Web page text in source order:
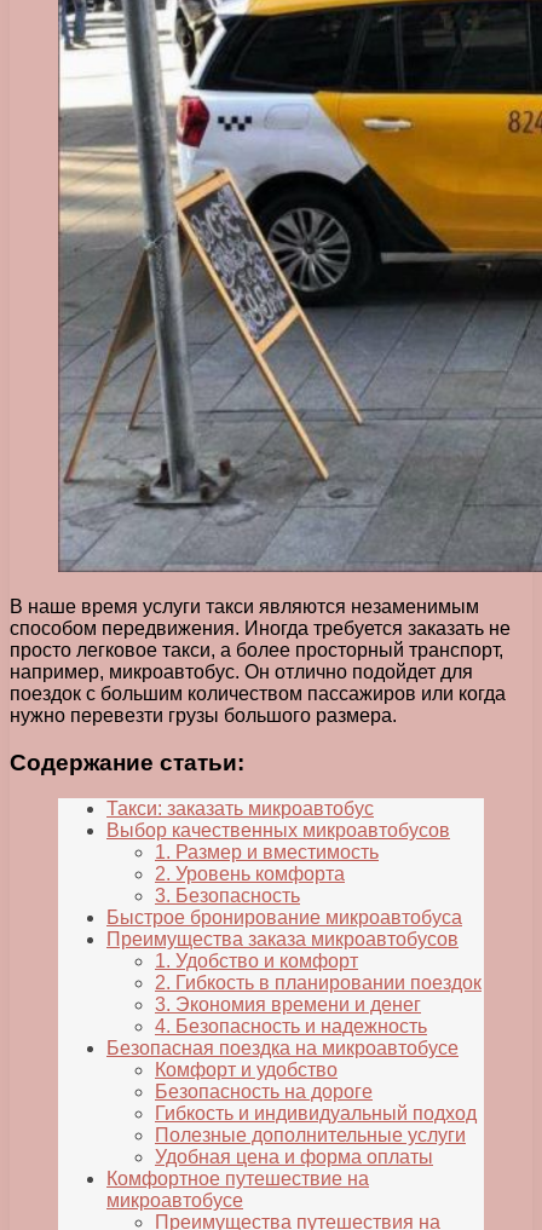
В наше время услуги такси являются незаменимым
способом передвижения. Иногда требуется заказать не
просто легковое такси, а более просторный транспорт,
например, микроавтобус. Он отлично подойдет для
поездок с большим количеством пассажиров или когда
нужно перевезти грузы большого размера.
Содержание статьи:
Такси: заказать микроавтобус
Выбор качественных микроавтобусов
1. Размер и вместимость
2. Уровень комфорта
3. Безопасность
Быстрое бронирование микроавтобуса
Преимущества заказа микроавтобусов
1. Удобство и комфорт
2. Гибкость в планировании поездок
3. Экономия времени и денег
4. Безопасность и надежность
Безопасная поездка на микроавтобусе
Комфорт и удобство
Безопасность на дороге
Гибкость и индивидуальный подход
Полезные дополнительные услуги
Удобная цена и форма оплаты
Комфортное путешествие на
микроавтобусе
Преимущества путешествия на